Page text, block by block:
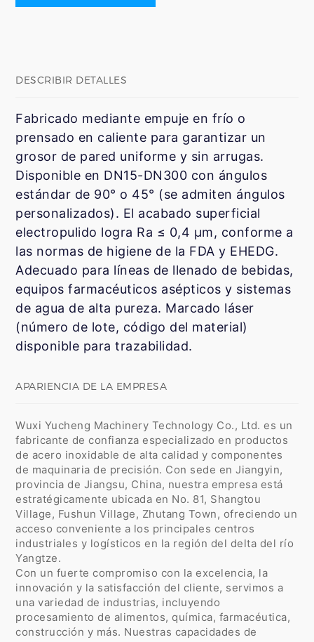
DESCRIBIR DETALLES
Fabricado mediante empuje en frío o
prensado en caliente para garantizar un
grosor de pared uniforme y sin arrugas.
Disponible en DN15-DN300 con ángulos
estándar de 90° o 45° (se admiten ángulos
personalizados). El acabado superficial
electropulido logra Ra ≤ 0,4 μm, conforme a
las normas de higiene de la FDA y EHEDG.
Adecuado para líneas de llenado de bebidas,
equipos farmacéuticos asépticos y sistemas
de agua de alta pureza. Marcado láser
(número de lote, código del material)
disponible para trazabilidad.
APARIENCIA DE LA EMPRESA
Wuxi Yucheng Machinery Technology Co., Ltd. es un
fabricante de confianza especializado en productos
de acero inoxidable de alta calidad y componentes
de maquinaria de precisión. Con sede en Jiangyin,
provincia de Jiangsu, China, nuestra empresa está
estratégicamente ubicada en No. 81, Shangtou
Village, Fushun Village, Zhutang Town, ofreciendo un
acceso conveniente a los principales centros
industriales y logísticos en la región del delta del río
Yangtze.
Con un fuerte compromiso con la excelencia, la
innovación y la satisfacción del cliente, servimos a
una variedad de industrias, incluyendo
procesamiento de alimentos, química, farmacéutica,
construcción y más. Nuestras capacidades de